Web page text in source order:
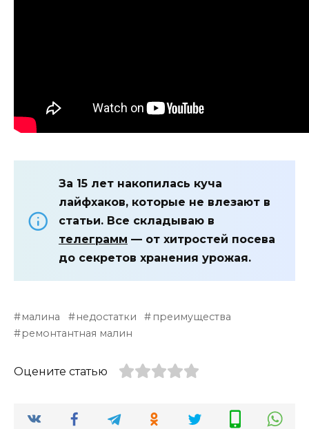
За 15 лет накопилась куча
лайфхаков, которые не влезают в
статьи. Все складываю в
телеграмм — от хитростей посева
до секретов хранения урожая.
малина недостатки
преимущества
ремонтантная малин
Оцените статью